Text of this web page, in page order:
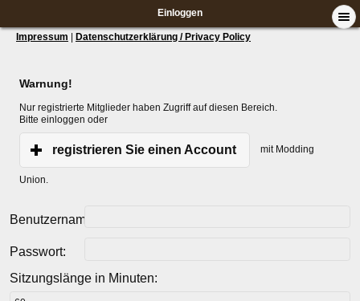
Einloggen
Impressum Datenschutzerklärung / Privacy Policy
Warnung!
Nur registrierte Mitglieder haben Zugriff auf diesen Bereich.
Bitte einloggen oder
registrieren Sie einen Account mit Modding
Union.
Benutzername:
Passwort:
Sitzungslänge in Minuten: